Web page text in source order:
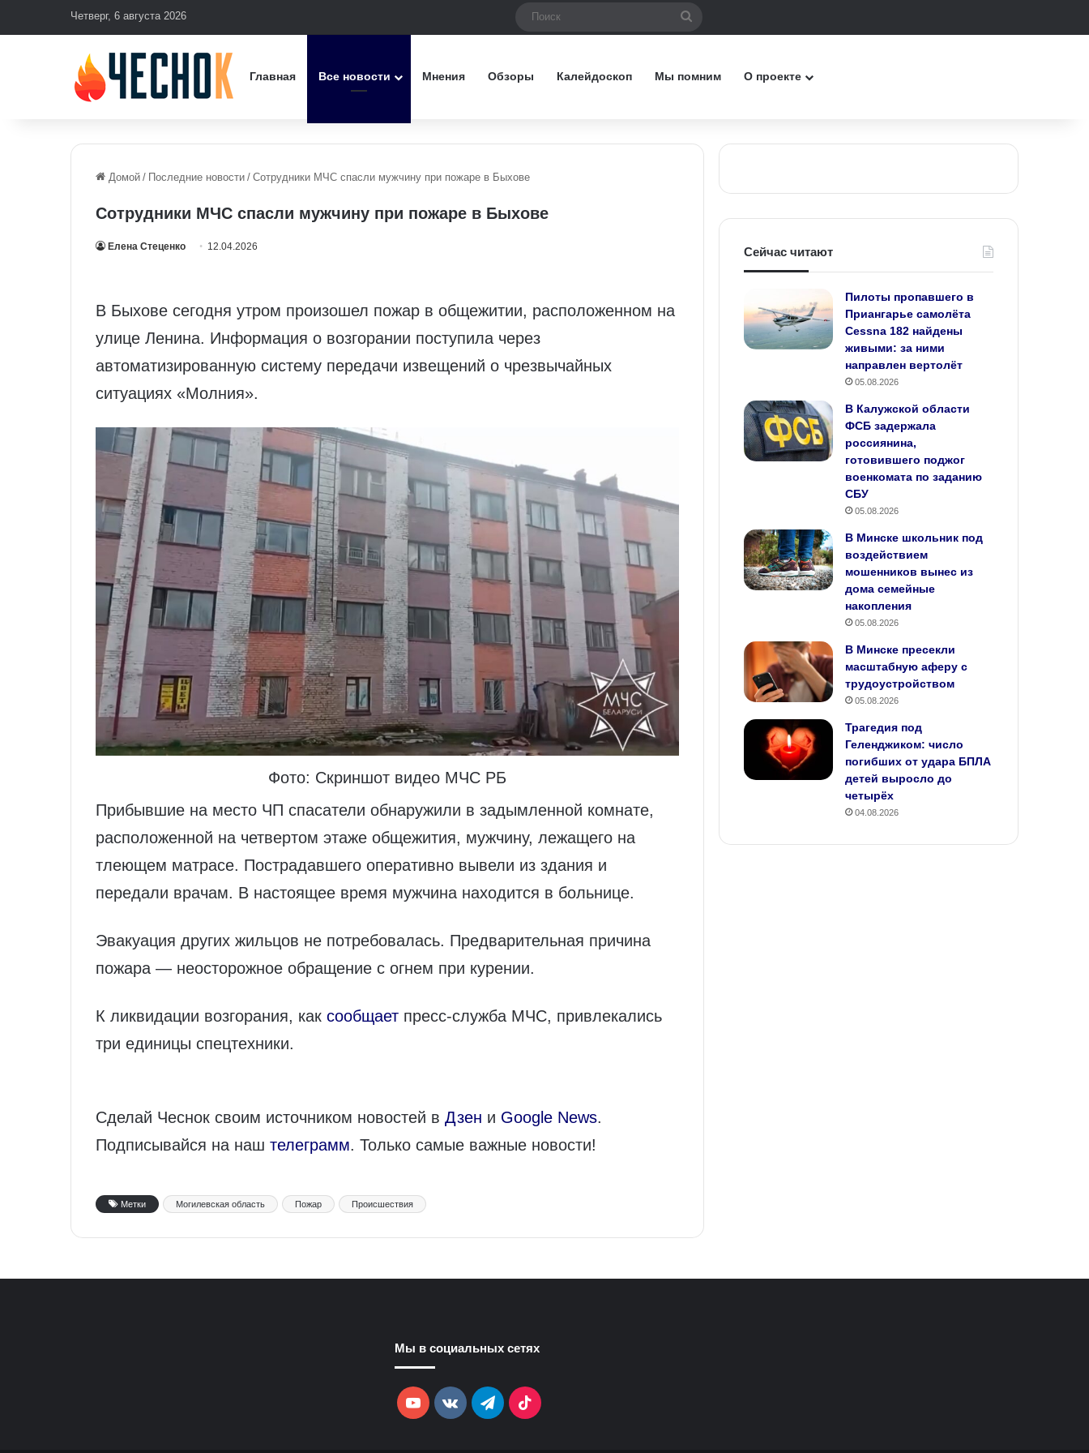
Четверг, 6 августа 2026
Главная Все новости Мнения Обзоры Калейдоскоп Мы помним О проекте
Домой / Последние новости / Сотрудники МЧС спасли мужчину при пожаре в Быхове
Сотрудники МЧС спасли мужчину при пожаре в Быхове
Елена Стеценко 12.04.2026
В Быхове сегодня утром произошел пожар в общежитии, расположенном на
улице Ленина. Информация о возгорании поступила через
автоматизированную систему передачи извещений о чрезвычайных
ситуациях «Молния».
Фото: Скриншот видео МЧС РБ
Прибывшие на место ЧП спасатели обнаружили в задымленной комнате,
расположенной на четвертом этаже общежития, мужчину, лежащего на
тлеющем матрасе. Пострадавшего оперативно вывели из здания и
передали врачам. В настоящее время мужчина находится в больнице.
Эвакуация других жильцов не потребовалась. Предварительная причина
пожара — неосторожное обращение с огнем при курении.
К ликвидации возгорания, как сообщает пресс-служба МЧС, привлекались
три единицы спецтехники.
Сделай Чеснок своим источником новостей в Дзен и Google News.
Подписывайся на наш телеграмм. Только самые важные новости!
Метки Могилевская область Пожар Происшествия
Сейчас читают
Пилоты пропавшего в
Приангарье самолёта
Cessna 182 найдены
живыми: за ними
направлен вертолёт
05.08.2026
В Калужской области
ФСБ задержала
россиянина,
готовившего поджог
военкомата по заданию
СБУ
05.08.2026
В Минске школьник под
воздействием
мошенников вынес из
дома семейные
накопления
05.08.2026
В Минске пресекли
масштабную аферу с
трудоустройством
05.08.2026
Трагедия под
Геленджиком: число
погибших от удара БПЛА
детей выросло до
четырёх
04.08.2026
Мы в социальных сетях
YouTubevk.comTelegramTikTok